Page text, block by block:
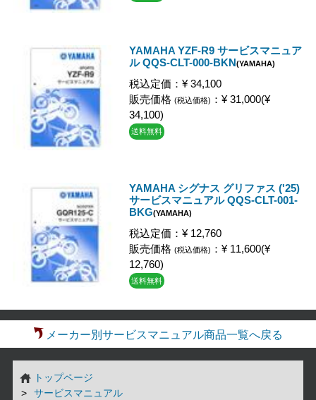
YAMAHA YZF-R9 サービスマニュア
ル QQS-CLT-000-BKN (YAMAHA)
税込定価：¥ 34,100
販売価格 (税込価格) ：¥ 31,000(¥
34,100)
送料無料
YAMAHA シグナス グリファス ('25)
サービスマニュアル QQS-CLT-001-
BKG(YAMAHA)
税込定価：¥ 12,760
販売価格 (税込価格) ：¥ 11,600(¥
12,760)
送料無料
メーカー別サービスマニュアル商品一覧へ戻る
トップページ
サービスマニュアル